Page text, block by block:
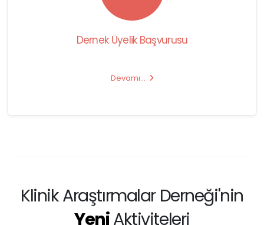
Dernek Üyelik Başvurusu
Devamı…
Klinik Araştırmalar Derneği'nin
YeniAktiviteleri